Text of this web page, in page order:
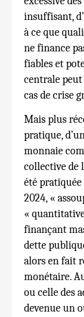
insuffisant,
à ce que
ne finance
fiables et
centrale
cas de crise
Mais plus
pratique,
monnaie
collective de
été
2024, «
«
finançant
dette
alors en fait
monétaire.
ou celle des
devenue un